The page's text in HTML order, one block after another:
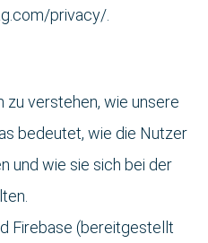
privacy/.
zu verstehen, wie unsere
bedeutet, wie die Nutzer
und wie sie sich bei der
Firebase (bereitgestellt